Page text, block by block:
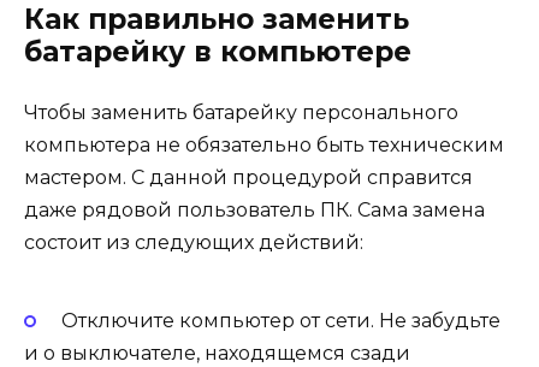
Как правильно заменить
батарейку в компьютере
Чтобы заменить батарейку персонального
компьютера не обязательно быть техническим
мастером. С данной процедурой справится
даже рядовой пользователь ПК. Сама замена
состоит из следующих действий:
Отключите компьютер от сети. Не забудьте
и о выключателе, находящемся сзади